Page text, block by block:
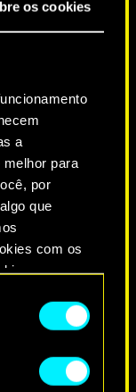
os cookies
a
para
por
que
com os
sobre o uso
preferências